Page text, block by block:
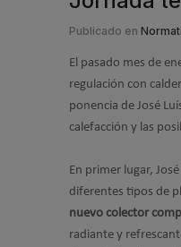
Publicado en
El pasado mes de
regulación con
ponencia de José
calefacción y las
En primer lugar,
diferentes tipos de
nuevo colector
radiante y